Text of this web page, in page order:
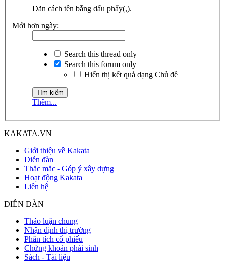
Dãn cách tên bằng dấu phẩy(,).
Mới hơn ngày:
Search this thread only
Search this forum only
Hiển thị kết quả dạng Chủ đề
Thêm...
KAKATA.VN
Giới thiệu về Kakata
Diễn đàn
Thắc mắc - Góp ý xây dựng
Hoạt động Kakata
Liên hệ
DIỄN ĐÀN
Thảo luận chung
Nhận định thị trường
Phân tích cổ phiếu
Chứng khoán phái sinh
Sách - Tài liệu